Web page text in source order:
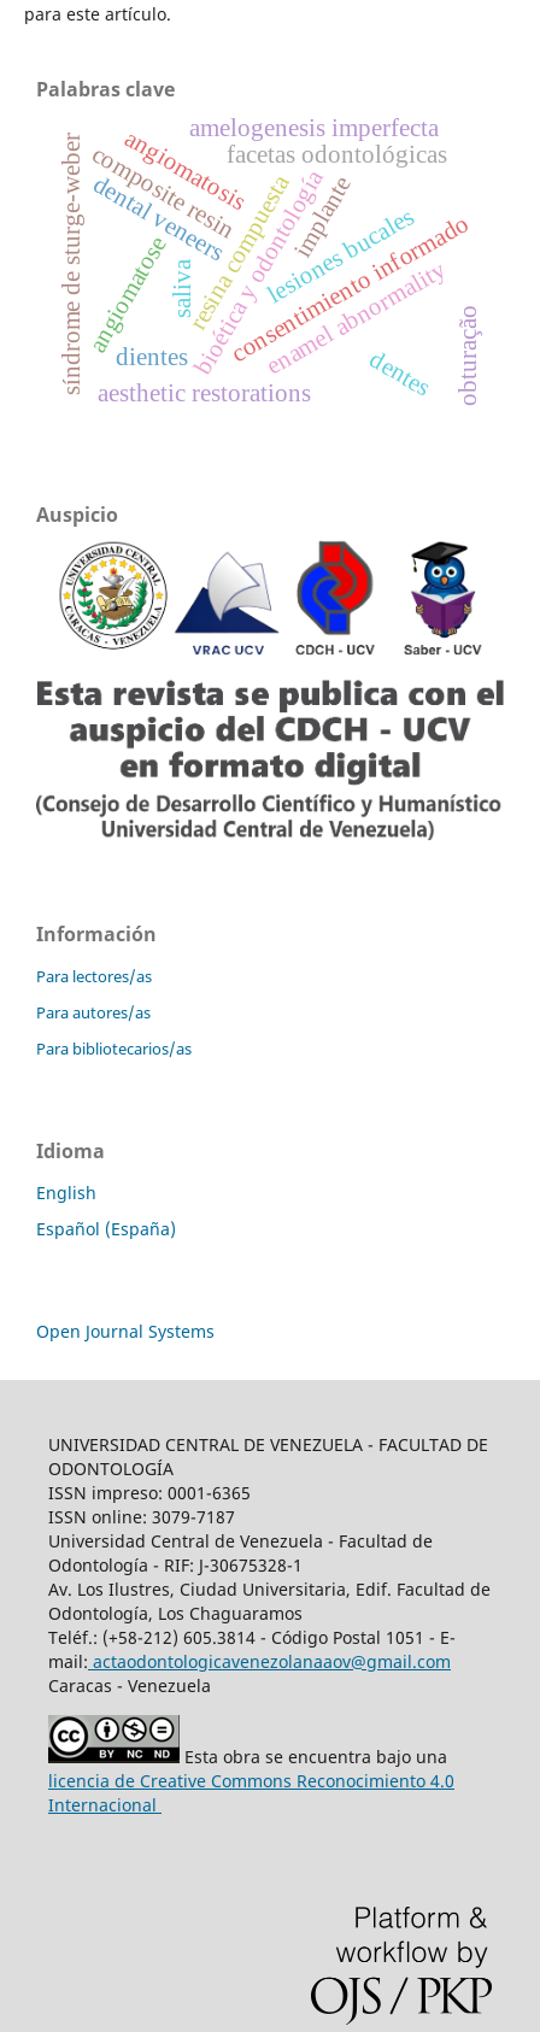
para este artículo.
Palabras clave
consentimiento informado
bioética y odontología
facetas odontológicas
resina compuesta
dental veneers
composite resin
amelogenesis imperfecta
aesthetic restorations
enamel abnormality
síndrome de sturge-weber angiomatosis
angiomatose lesiones bucales
dientes obturação
dentes
implante
saliva
Auspicio
Información
Para lectores/as
Para autores/as
Para bibliotecarios/as
Idioma
English
Español (España)
Open Journal Systems
UNIVERSIDAD CENTRAL DE VENEZUELA - FACULTAD DE
ODONTOLOGÍA
ISSN impreso: 0001-6365
ISSN online: 3079-7187
Universidad Central de Venezuela - Facultad de
Odontología - RIF: J-30675328-1
Av. Los Ilustres, Ciudad Universitaria, Edif. Facultad de
Odontología, Los Chaguaramos
Teléf.: (+58-212) 605.3814 - Código Postal 1051 - E-
mail: actaodontologicavenezolanaaov@gmail.com
Caracas - Venezuela
Esta obra se encuentra bajo una
licencia de Creative Commons Reconocimiento 4.0
Internacional